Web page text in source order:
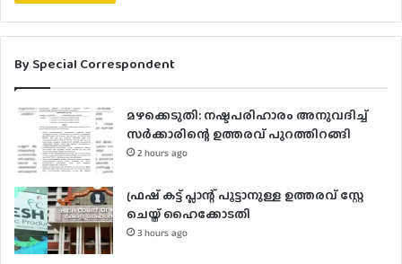
By Special Correspondent
മഴക്കെടുതി: നഷ്ടപരിഹാരം അനുവദിച്ച്
സർക്കാരിന്റെ ഉത്തരവ് പുറത്തിറങ്ങി
2 hours ago
ഫ്രഷ് കട്ട് പ്ലാന്റ് പൂട്ടാനുള്ള ഉത്തരവ് സ്റ്റേ
ചെയ്ത് ഹൈക്കോടതി
3 hours ago